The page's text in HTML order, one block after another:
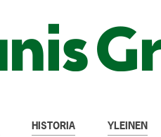
HISTORIA
YLEINEN